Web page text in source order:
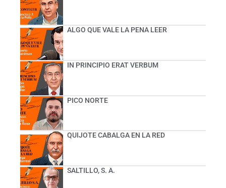
ALGO QUE VALE LA PENA LEER
IN PRINCIPIO ERAT VERBUM
PICO NORTE
QUIJOTE CABALGA EN LA RED
SALTILLO, S. A.